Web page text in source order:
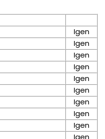
Igen
Igen
Igen
Igen
Igen
Igen
Igen
Igen
Igen
Igen